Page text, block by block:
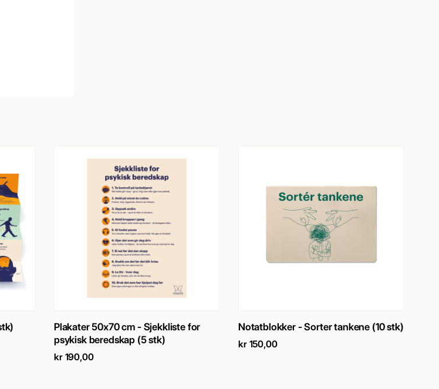
SE PRODUKT→
Plakater 50x70 cm - Sjekkliste for
psykisk beredskap (5 stk)
kr190,00
SE PRODUKT→
Notatblokker - Sorter tankene (10 stk)
kr150,00